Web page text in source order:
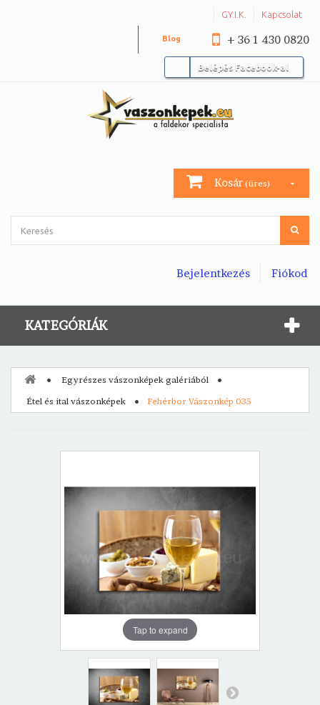
GY.I.K. Kapcsolat
+ 36 1 430 0820
Blog
Belépés Facebook-al
Kosár (üres)
Fiókod
Bejelentkezés
KATEGÓRIÁK
Egyrészes vászonképek galériából
Étel és ital vászonképek
Fehérbor Vászonkép 035
Tap to expand